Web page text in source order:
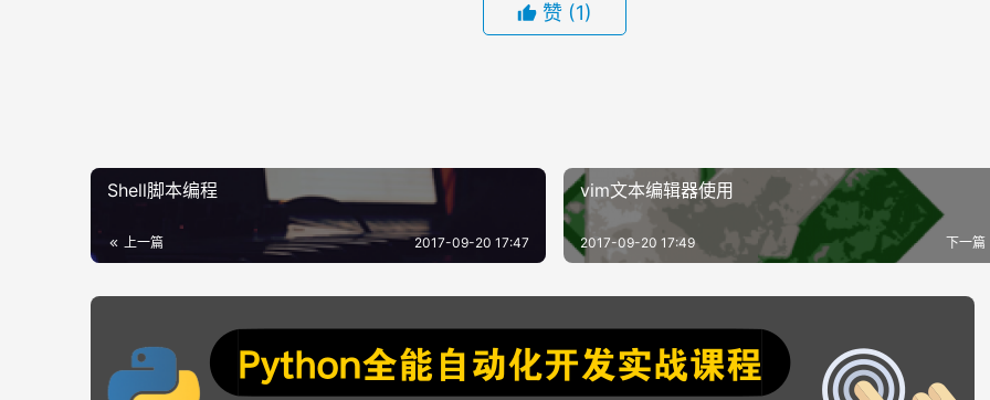
赞 (1)
Shell脚本编程
上一篇 2017-09-20 17:47
vim文本编辑器使用
下一篇
2017-09-20 17:49